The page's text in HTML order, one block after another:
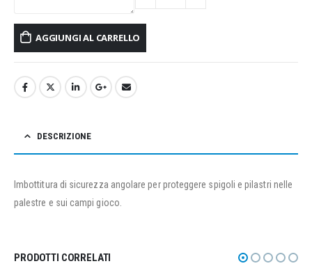
AGGIUNGI AL CARRELLO
DESCRIZIONE
Imbottitura di sicurezza angolare per proteggere spigoli e pilastri nelle
palestre e sui campi gioco.
PRODOTTI CORRELATI